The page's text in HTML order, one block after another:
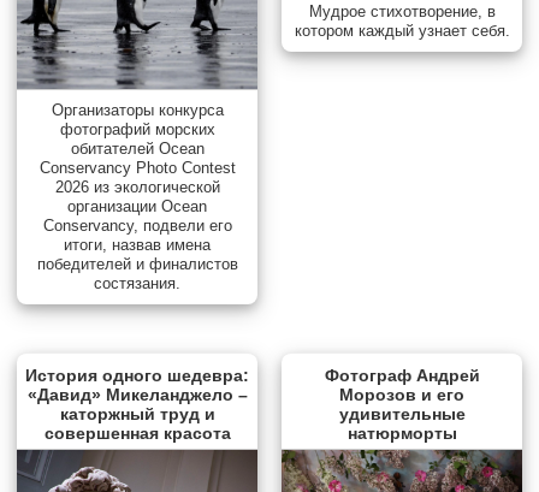
Организаторы конкурса
фотографий морских
обитателей Ocean
Conservancy Photo Contest
2026 из экологической
организации Ocean
Conservancy, подвели его
итоги, назвав имена
победителей и финалистов
состязания.
Мудрое стихотворение, в
котором каждый узнает себя.
История одного шедевра:
«Давид» Микеланджело –
каторжный труд и
совершенная красота
Фотограф Андрей
Морозов и его
удивительные
натюрморты